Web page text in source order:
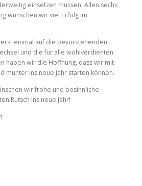
einsetzen müssen. Allen sechs
wünschen wir viel Erfolg im
einmal auf die bevorstehenden
und die für alle wohlverdienten
haben wir die Hoffnung, dass wir mit
munter ins neue Jahr starten können.
wir frohe und besinnliche
Rutsch ins neue Jahr!